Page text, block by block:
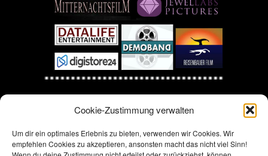
Cookie-Zustimmung verwalten
Um dir ein optimales Erlebnis zu bieten, verwenden wir Cookies. Wir
empfehlen Cookies zu akzeptieren, ansonsten macht das nicht viel Sinn!
Moviecash by Datalife Entertainment